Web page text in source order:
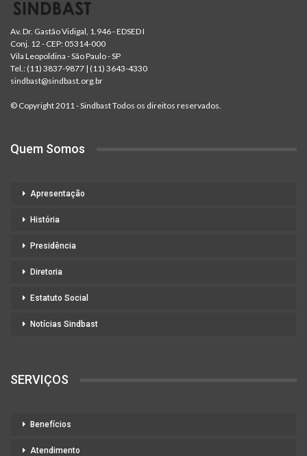
Av. Dr. Gastão Vidigal, 1.946 - EDSED I
Conj. 12 - CEP: 05314-000
Vila Leopoldina - São Paulo - SP
Tel.: (11) 3837-9877 | (11) 3643-4330
sindbast@sindbast.org.br
© Copyright 2011 - Sindbast Todos os direitos reservados.
Quem Somos
Apresentação
História
Presidência
Diretoria
Estatuto Social
Notícias Sindbast
SERVIÇOS
Benefícios
Atendimento